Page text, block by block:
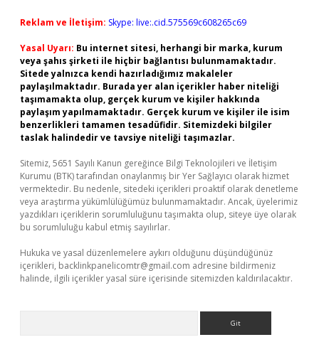
Reklam ve İletişim: Skype: live:.cid.575569c608265c69
Yasal Uyarı: Bu internet sitesi, herhangi bir marka, kurum
veya şahıs şirketi ile hiçbir bağlantısı bulunmamaktadır.
Sitede yalnızca kendi hazırladığımız makaleler
paylaşılmaktadır. Burada yer alan içerikler haber niteliği
taşımamakta olup, gerçek kurum ve kişiler hakkında
paylaşım yapılmamaktadır. Gerçek kurum ve kişiler ile isim
benzerlikleri tamamen tesadüfidir. Sitemizdeki bilgiler
taslak halindedir ve tavsiye niteliği taşımazlar.
Sitemiz, 5651 Sayılı Kanun gereğince Bilgi Teknolojileri ve İletişim
Kurumu (BTK) tarafından onaylanmış bir Yer Sağlayıcı olarak hizmet
vermektedir. Bu nedenle, sitedeki içerikleri proaktif olarak denetleme
veya araştırma yükümlülüğümüz bulunmamaktadır. Ancak, üyelerimiz
yazdıkları içeriklerin sorumluluğunu taşımakta olup, siteye üye olarak
bu sorumluluğu kabul etmiş sayılırlar.
Hukuka ve yasal düzenlemelere aykırı olduğunu düşündüğünüz
içerikleri, backlinkpanelicomtr@gmail.com adresine bildirmeniz
halinde, ilgili içerikler yasal süre içerisinde sitemizden kaldırılacaktır.